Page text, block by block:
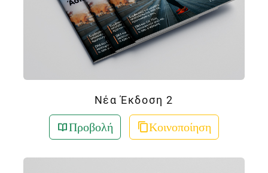
Νέα Έκδοση 2
Προβολή Κοινοποίηση